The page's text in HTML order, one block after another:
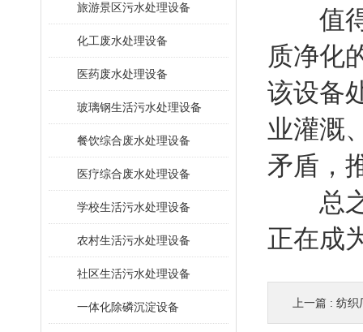
旅游景区污水处理设备
化工废水处理设备
医药废水处理设备
玻璃钢生活污水处理设备
餐饮综合废水处理设备
医疗综合废水处理设备
学校生活污水处理设备
农村生活污水处理设备
社区生活污水处理设备
一体化除磷沉淀设备
值得
质净化
该设备
业灌溉
矛盾，
总之
正在成
上一篇 : 纺织